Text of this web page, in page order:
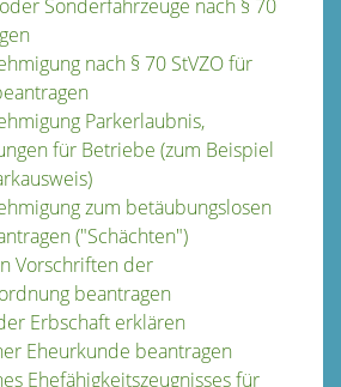
Sonderfahrzeuge nach § 70
nach § 70 StVZO für
Parkerlaubnis,
für Betriebe (zum Beispiel
zum betäubungslosen
("Schächten")
Vorschriften der
beantragen
Erbschaft erklären
Eheurkunde beantragen
Ehefähigkeitszeugnisses für